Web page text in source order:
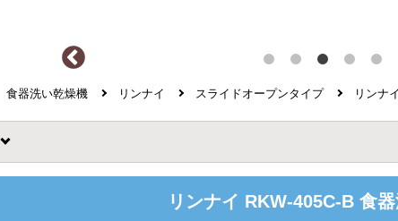
食器洗い乾燥機 リンナイ スライドオープンタイプ リンナ
リンナイ RKW-405C-B 食